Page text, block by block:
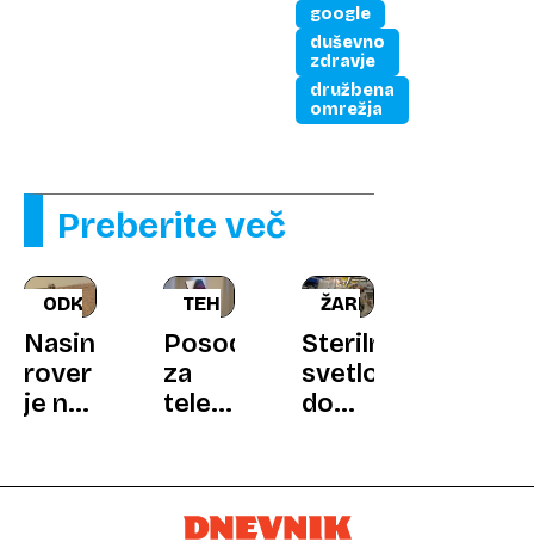
google
duševno
zdravje
družbena
omrežja
Preberite več
ODKRITJE
Nasin
rover
je na
skrivnostno
TEHNOLOGIJA
Posodobitev
za
telefone
na
nekaterih
ŽARNICE
Sterilna
svetloba
doma?
LED-
razsvetljavo,